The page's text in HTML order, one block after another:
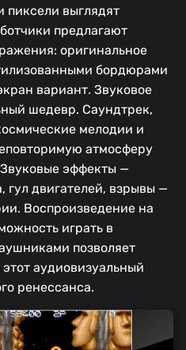
пиксели выглядят
предлагают
оригинальное
бордюрами
вариант. Звуковое
шедевр. Саундтрек,
мелодии и
атмосферу
эффекты —
гул двигателей, взрывы —
Воспроизведение на
играть в
позволяет
аудиовизуальный
ренессанса.